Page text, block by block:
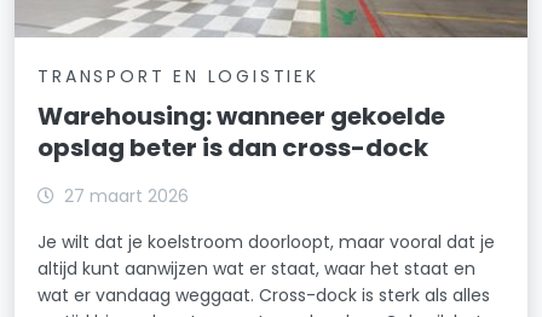
TRANSPORT EN LOGISTIEK
Warehousing: wanneer gekoelde
opslag beter is dan cross-dock
27 maart 2026
Je wilt dat je koelstroom doorloopt, maar vooral dat je
altijd kunt aanwijzen wat er staat, waar het staat en
wat er vandaag weggaat. Cross-dock is sterk als alles